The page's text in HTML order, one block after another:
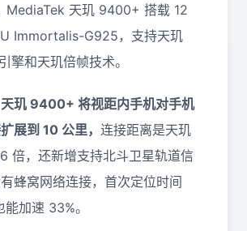
MediaTek 天玑 9400+ 搭载 12
Immortalis-G925，支持天玑
擎和天玑倍帧技术。
天玑 9400+ 将视距内手机对手机
展到 10 公里， 连接距离是天玑
倍，还新增支持北斗卫星轨道信
蜂窝网络连接，首次定位时间
能加速 33%。